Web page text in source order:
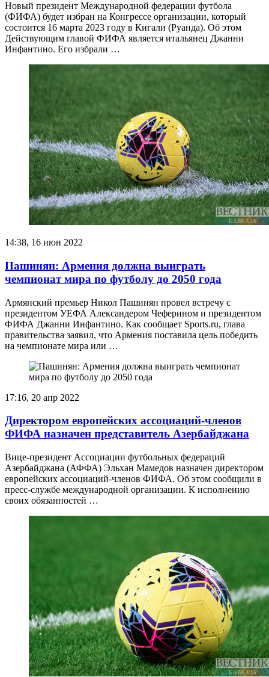
Новый президент Международной федерации футбола
(ФИФА) будет избран на Конгрессе организации, который
состоится 16 марта 2023 году в Кигали (Руанда). Об этом
Действующим главой ФИФА является итальянец Джанни
Инфантино. Его избрали …
14:38, 16 июн 2022
Пашинян: Армения должна выиграть
чемпионат мира по футболу до 2050 года
Армянский премьер Никол Пашинян провел встречу с
президентом УЕФА Александером Чеферином и президентом
ФИФА Джанни Инфантино. Как сообщает Sports.ru, глава
правительства заявил, что Армения поставила цель победить
на чемпионате мира или …
17:16, 20 апр 2022
Директором европейских ассоциаций-членов
ФИФА назначен представитель Азербайджана
Вице-президент Ассоциации футбольных федераций
Азербайджана (АФФА) Эльхан Мамедов назначен директором
европейских ассоциаций-членов ФИФА. Об этом сообщили в
пресс-службе международной организации. К исполнению
своих обязанностей …